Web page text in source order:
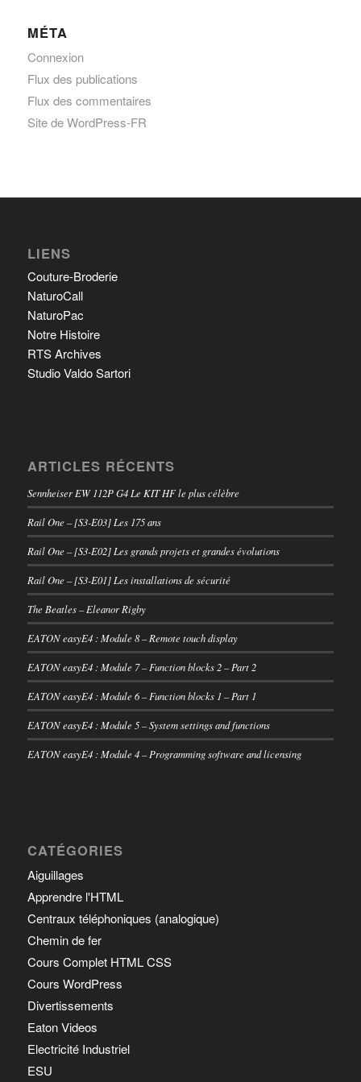
MÉTA
Connexion
Flux des publications
Flux des commentaires
Site de WordPress-FR
LIENS
Couture-Broderie
NaturoCall
NaturoPac
Notre Histoire
RTS Archives
Studio Valdo Sartori
ARTICLES RÉCENTS
Sennheiser EW 112P G4 Le KIT HF le plus célèbre
Rail One – [S3-E03] Les 175 ans
Rail One – [S3-E02] Les grands projets et grandes évolutions
Rail One – [S3-E01] Les installations de sécurité
The Beatles – Eleanor Rigby
EATON easyE4 : Module 8 – Remote touch display
EATON easyE4 : Module 7 – Function blocks 2 – Part 2
EATON easyE4 : Module 6 – Function blocks 1 – Part 1
EATON easyE4 : Module 5 – System settings and functions
EATON easyE4 : Module 4 – Programming software and licensing
CATÉGORIES
Aiguillages
Apprendre l'HTML
Centraux téléphoniques (analogique)
Chemin de fer
Cours Complet HTML CSS
Cours WordPress
Divertissements
Eaton Videos
Electricité Industriel
ESU